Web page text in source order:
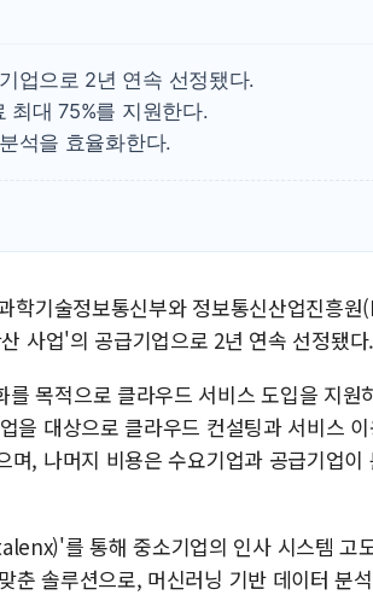
업으로 2년 연속 선정됐다.
최대 75%를 지원한다.
석을 효율화한다.
기술정보통신부와 정보통신산업진흥원
사업'의 공급기업으로 2년 연속 선정됐다.
목적으로 클라우드 서비스 도입을 지원
을 대상으로 클라우드 컨설팅과 서비스
, 나머지 비용은 수요기업과 공급기업이
를 통해 중소기업의 인사 시스템 고
춘 솔루션으로, 머신러닝 기반 데이터 분